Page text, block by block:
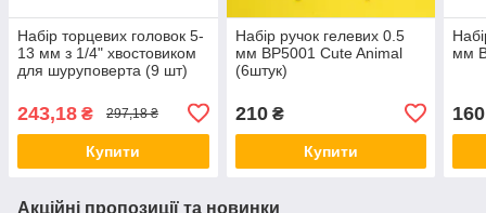
Набір торцевих головок 5-
13 мм з 1/4" хвостовиком
для шуруповерта (9 шт)
243,18 ₴ 297,18 ₴
Купити
Набір ручок гелевих 0.5
мм BP5001 Cute Animal
(6штук)
210₴
Купити
мм
160
Акційні пропозиції та новинки